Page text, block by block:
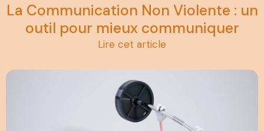
La Communication Non Violente : un
outil pour mieux communiquer
Lire cet article